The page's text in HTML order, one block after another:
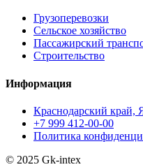
Грузоперевозки
Сельское хозяйство
Пассажирский
Строительство
Информация
Краснодарский край,
+7 999 412-00-00
Политика
© 2025 Gk-intex